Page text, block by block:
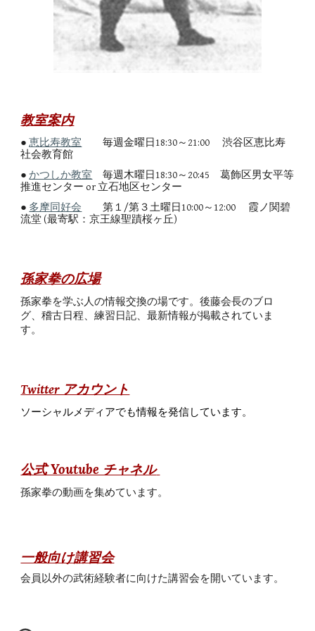
教室案内
●恵比寿教室 毎週金曜日18:30～21:00 渋谷区恵比寿
社会教育館
●かつしか教室 毎週木曜日 18:30～20:45 葛飾区男女平等
推進センター or 立石地区センター
● 多摩同好会 第１/第３土曜日10:00～12:00 霞ノ関碧
流堂 (最寄駅：京王線聖蹟桜ヶ丘)
孫家拳の広場
孫家拳を学ぶ人の情報交換の場です。後藤会長のブロ
グ、稽古日程、練習日記、最新情報が掲載されていま
す。
Twitter アカウント
ソーシャルメディアでも情報を発信しています。
公式 Youtube チャネル
孫家拳の動画を集めています。
一般向け講習会
会員以外の武術経験者に向けた講習会を開いています。